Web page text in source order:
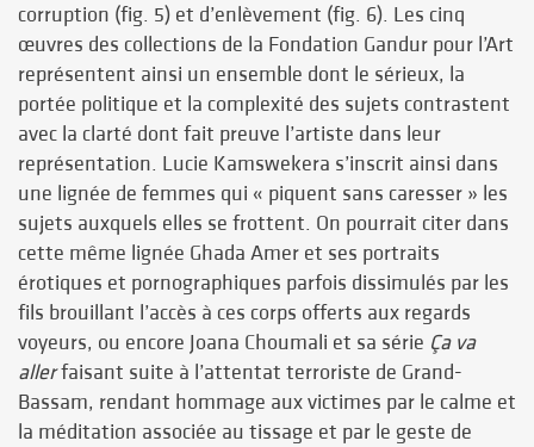
corruption (fig. 5) et d’enlèvement (fig. 6). Les cinq
œuvres des collections de la Fondation Gandur pour l’Art
représentent ainsi un ensemble dont le sérieux, la
portée politique et la complexité des sujets contrastent
avec la clarté dont fait preuve l’artiste dans leur
représentation. Lucie Kamswekera s’inscrit ainsi dans
une lignée de femmes qui « piquent sans caresser » les
sujets auxquels elles se frottent. On pourrait citer dans
cette même lignée Ghada Amer et ses portraits
érotiques et pornographiques parfois dissimulés par les
fils brouillant l’accès à ces corps offerts aux regards
voyeurs, ou encore Joana Choumali et sa série Ça va
allerfaisant suite à l’attentat terroriste de Grand-
Bassam, rendant hommage aux victimes par le calme et
la méditation associée au tissage et par le geste de